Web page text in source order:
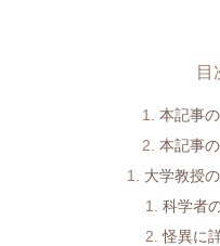
目
本記事
本記事
大学教授
科学者
怪異に